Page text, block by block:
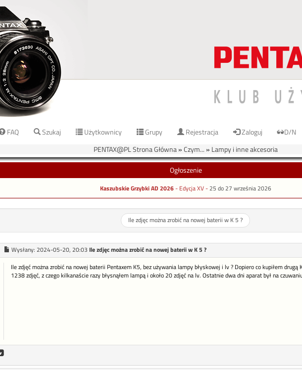
FAQ Szukaj Użytkownicy Grupy Rejestracja Zaloguj
D/N
PENTAX@PL Strona Główna»Czym... » Lampy i inne akcesoria
Ogłoszenie
Kaszubskie Grzybki AD 2026- Edycja XV -25 do 27 września 2026
Ile zdjęc można zrobić na nowej baterii w K 5 ?
Wysłany: 2024-05-20, 20:03 Ile zdjęc można zrobić na nowej baterii w K 5 ?
Ile zdjęć można zrobić na nowej baterii Pentaxem K5, bez używania lampy błyskowej i lv ? Dopiero co kupiłem
1238 zdjęć, z czego kilkanaście razy błysnąłem lampą i około 20 zdjęć na lv. Ostatnie dwa dni aparat był na